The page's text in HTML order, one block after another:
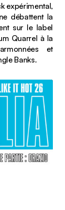
expérimental,
débattent la
sur le label
Quarrel à la
et
Banks.